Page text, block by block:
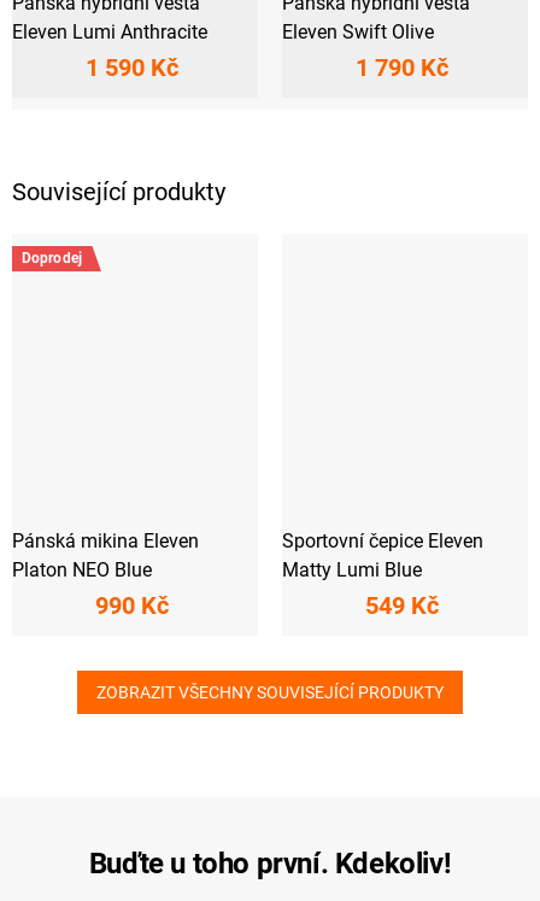
Související produkty
Doprodej
Pánská mikina Eleven
Platon NEO Blue
990 Kč
Sportovní čepice Eleven
Matty Lumi Blue
549 Kč
ZOBRAZIT VŠECHNY SOUVISEJÍCÍ PRODUKTY
Eleven Lumi Anthracite
1 590 Kč
Eleven Swift Olive
1 790 Kč
Buďte u toho první. Kdekoliv!